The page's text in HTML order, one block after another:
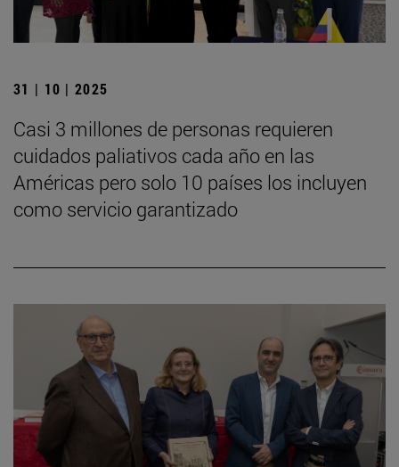
31 | 10 | 2025
Casi 3 millones de personas requieren
cuidados paliativos cada año en las
Américas pero solo 10 países los incluyen
como servicio garantizado